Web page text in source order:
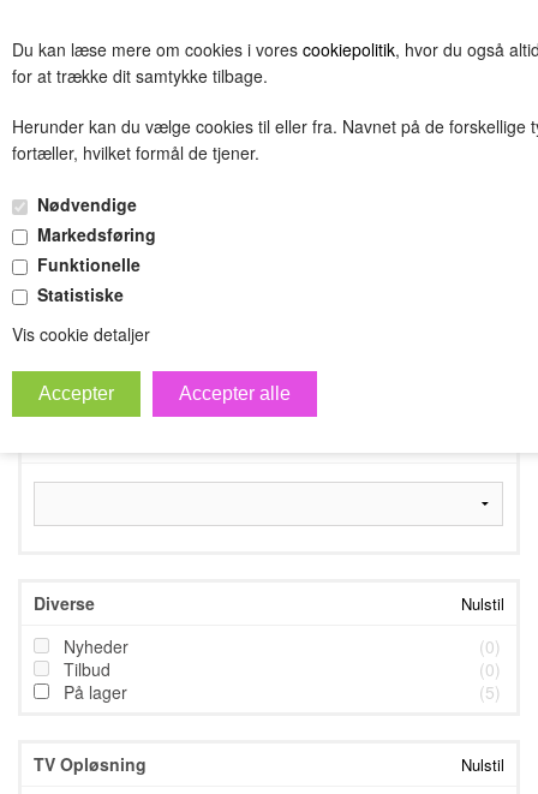
Du kan læse mere om cookies i vores cookiepolitik, hvor du også
for at trække dit samtykke tilbage.
Herunder kan du vælge cookies til eller fra. Navnet på de forskellige
fortæller, hvilket formål de tjener.
Nødvendige
Markedsføring
Funktionelle
Statistiske
Vis cookie detaljer
(0.00 DKK)
Testnavn
Forside»Testnavn»
Filtrer produkter
Diverse Nulstil
Nyheder
(0)
Tilbud
(0)
På lager
(5)
TV Opløsning Nulstil